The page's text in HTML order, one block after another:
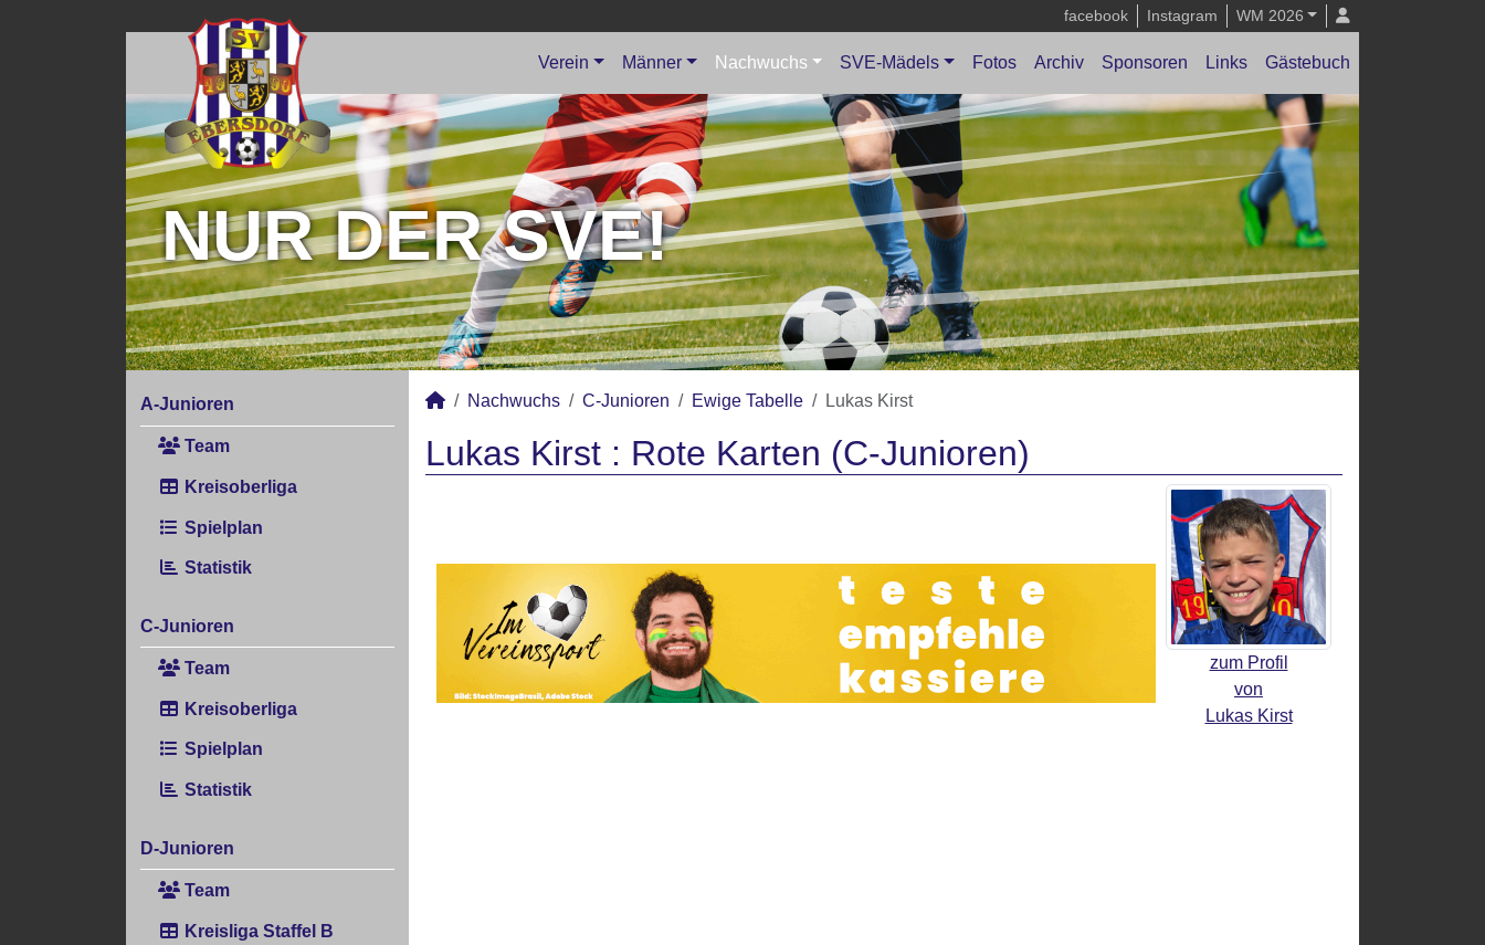
facebook Instagram WM 2026
Verein Männer Nachwuchs SVE-Mädels Fotos Archiv Sponsoren Links Gästebuch
NUR DER SVE!
A-Junioren
Team
Kreisoberliga
Spielplan
Statistik
C-Junioren
Team
Kreisoberliga
Spielplan
Statistik
D-Junioren
Team
Kreisliga Staffel B
Nachwuchs C-Junioren Ewige Tabelle Lukas Kirst
Lukas Kirst : Rote Karten (C-Junioren)
zum Profil
von
Lukas Kirst